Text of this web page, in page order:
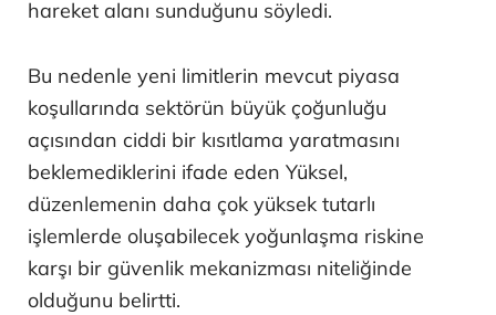
hareket alanı sunduğunu söyledi.
Bu nedenle yeni limitlerin mevcut piyasa
koşullarında sektörün büyük çoğunluğu
açısından ciddi bir kısıtlama yaratmasını
beklemediklerini ifade eden Yüksel,
düzenlemenin daha çok yüksek tutarlı
işlemlerde oluşabilecek yoğunlaşma riskine
karşı bir güvenlik mekanizması niteliğinde
olduğunu belirtti.